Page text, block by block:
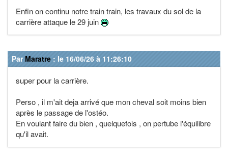
Enfin on continu notre train train, les travaux du sol de la
carrière attaque le 29 juin
Par Maratre : le 16/06/26 à 11:26:10
super pour la carrière.
Perso , il m'ait deja arrivé que mon cheval soit moins bien
après le passage de l'ostéo.
En voulant faire du bien , quelquefois , on pertube l'équilibre
qu'il avait.